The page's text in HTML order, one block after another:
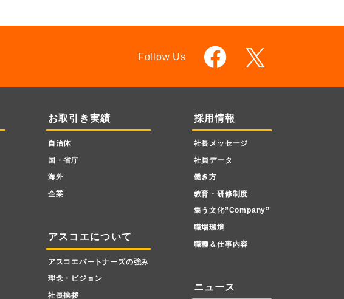
お取引き実績
自治体
国・省庁
海外
企業
アスコエについて
アスコエパートナーズの強み
理念・ビジョン
社長挨拶
採用情報
社長メッセージ
社員データ
働き方
教育・研修制度
集う文化”Company”
職場環境
職種＆仕事内容
ニュース
Follow Us